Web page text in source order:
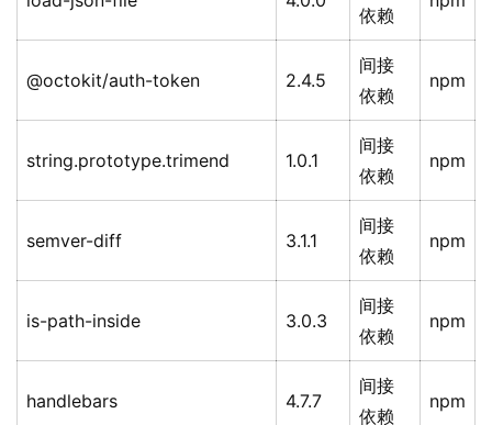
依赖
@octokit/auth-token 2.4.5
间接
依赖
npm
string.prototype.trimend 1.0.1
间接
依赖
npm
semver-diff 3.1.1
间接
依赖
npm
is-path-inside 3.0.3
间接
依赖
npm
handlebars 4.7.7
间接
依赖
npm